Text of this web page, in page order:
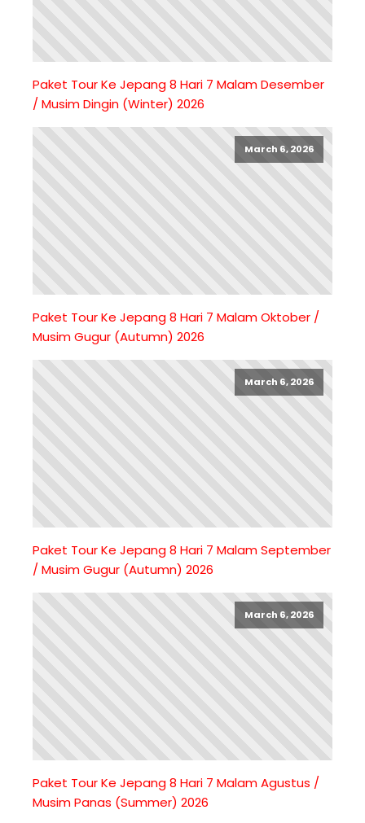
Paket Tour Ke Jepang 8 Hari 7 Malam Desember
/ Musim Dingin (Winter) 2026
March 6, 2026
Paket Tour Ke Jepang 8 Hari 7 Malam Oktober /
Musim Gugur (Autumn) 2026
March 6, 2026
Paket Tour Ke Jepang 8 Hari 7 Malam September
/ Musim Gugur (Autumn) 2026
March 6, 2026
Paket Tour Ke Jepang 8 Hari 7 Malam Agustus /
Musim Panas (Summer) 2026